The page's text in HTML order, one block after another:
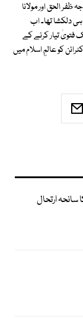
الحق اور مولانا
دلکشا تھا۔ اب
فتویٰ تیار کرنے کے
کو عالمِ اسلام میں
ارتحال